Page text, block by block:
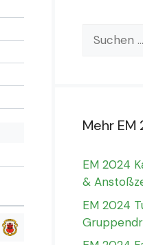
Suchen
nach:
Mehr EM
EM 2024
&
EM 2024